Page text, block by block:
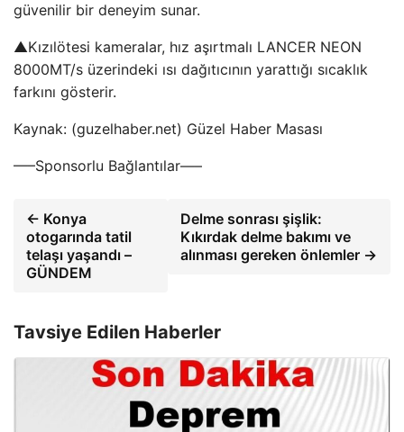
güvenilir bir deneyim sunar.
▲Kızılötesi kameralar, hız aşırtmalı LANCER NEON
8000MT/s üzerindeki ısı dağıtıcının yarattığı sıcaklık
farkını gösterir.
Kaynak: (guzelhaber.net) Güzel Haber Masası
—–Sponsorlu Bağlantılar—–
← Konya
otogarında tatil
telaşı yaşandı –
GÜNDEM
Delme sonrası şişlik:
Kıkırdak delme bakımı ve
alınması gereken önlemler →
Tavsiye Edilen Haberler